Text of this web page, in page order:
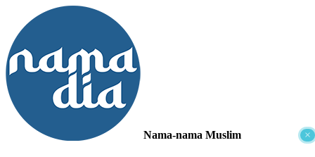
×
Nama-nama Muslim